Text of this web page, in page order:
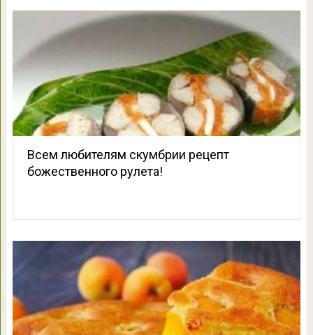
Всем любителям скумбрии рецепт
божественного рулета!